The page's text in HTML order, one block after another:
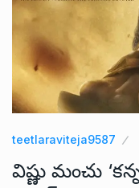
teetlaraviteja9587
విష్ణు మంచు